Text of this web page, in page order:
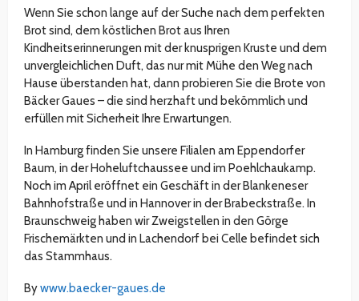
Wenn Sie schon lange auf der Suche nach dem perfekten
Brot sind, dem köstlichen Brot aus Ihren
Kindheitserinnerungen mit der knusprigen Kruste und dem
unvergleichlichen Duft, das nur mit Mühe den Weg nach
Hause überstanden hat, dann probieren Sie die Brote von
Bäcker Gaues – die sind herzhaft und bekömmlich und
erfüllen mit Sicherheit Ihre Erwartungen.
In Hamburg finden Sie unsere Filialen am Eppendorfer
Baum, in der Hoheluftchaussee und im Poehlchaukamp.
Noch im April eröffnet ein Geschäft in der Blankeneser
Bahnhofstraße und in Hannover in der Brabeckstraße. In
Braunschweig haben wir Zweigstellen in den Görge
Frischemärkten und in Lachendorf bei Celle befindet sich
das Stammhaus.
Bywww.baecker-gaues.de